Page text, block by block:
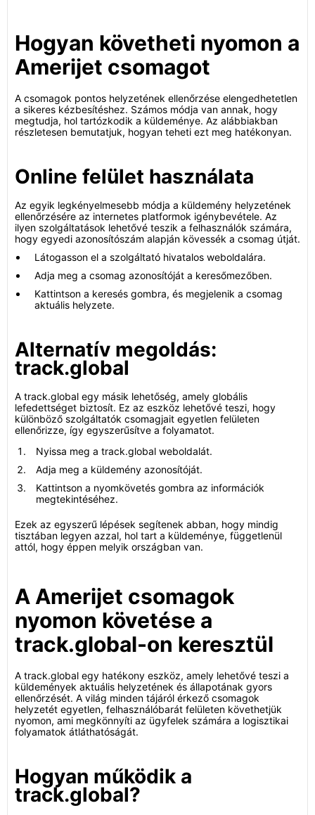
Hogyan követheti nyomon a
Amerijet csomagot
A csomagok pontos helyzetének ellenőrzése elengedhetetlen
a sikeres kézbesítéshez. Számos módja van annak, hogy
megtudja, hol tartózkodik a küldeménye. Az alábbiakban
részletesen bemutatjuk, hogyan teheti ezt meg hatékonyan.
Online felület használata
Az egyik legkényelmesebb módja a küldemény helyzetének
ellenőrzésére az internetes platformok igénybevétele. Az
ilyen szolgáltatások lehetővé teszik a felhasználók számára,
hogy egyedi azonosítószám alapján kövessék a csomag útját.
Látogasson el a szolgáltató hivatalos weboldalára.
Adja meg a csomag azonosítóját a keresőmezőben.
Kattintson a keresés gombra, és megjelenik a csomag
aktuális helyzete.
Alternatív megoldás:
track.global
A track.global egy másik lehetőség, amely globális
lefedettséget biztosít. Ez az eszköz lehetővé teszi, hogy
különböző szolgáltatók csomagjait egyetlen felületen
ellenőrizze, így egyszerűsítve a folyamatot.
Nyissa meg a track.global weboldalát.
Adja meg a küldemény azonosítóját.
Kattintson a nyomkövetés gombra az információk
megtekintéséhez.
Ezek az egyszerű lépések segítenek abban, hogy mindig
tisztában legyen azzal, hol tart a küldeménye, függetlenül
attól, hogy éppen melyik országban van.
A Amerijet csomagok
nyomon követése a
track.global-on keresztül
A track.global egy hatékony eszköz, amely lehetővé teszi a
küldemények aktuális helyzetének és állapotának gyors
ellenőrzését. A világ minden tájáról érkező csomagok
helyzetét egyetlen, felhasználóbarát felületen követhetjük
nyomon, ami megkönnyíti az ügyfelek számára a logisztikai
folyamatok átláthatóságát.
Hogyan működik a
track.global?